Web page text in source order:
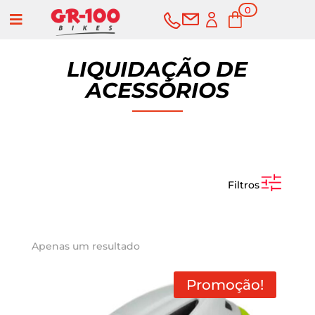
0
LIQUIDAÇÃO DE
ACESSÓRIOS
Filtros
Apenas um resultado
Promoção!